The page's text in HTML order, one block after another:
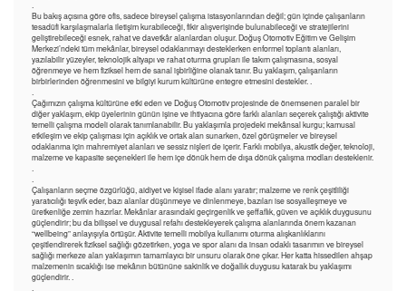
Bu bakış açısına göre ofis, sadece bireysel çalışma istasyonlarından değil; gün içinde çalışanların
tesadüfi karşılaşmalarla iletişim kurabileceği, fikir alışverişinde bulunabileceği ve stratejilerini
geliştirebileceği esnek, rahat ve davetkâr alanlardan oluşur. Doğuş Otomotiv Eğitim ve Gelişim
Merkezi’ndeki tüm mekânlar, bireysel odaklanmayı desteklerken enformel toplantı alanları,
yazılabilir yüzeyler, teknolojik altyapı ve rahat oturma grupları ile takım çalışmasına, sosyal
öğrenmeye ve hem fiziksel hem de sanal işbirliğine olanak tanır. Bu yaklaşım, çalışanların
birbirlerinden öğrenmesini ve bilgiyi kurum kültürüne entegre etmesini destekler. .
Çağımızın çalışma kültürüne etki eden ve Doğuş Otomotiv projesinde de önemsenen paralel bir
diğer yaklaşım, ekip üyelerinin günün işine ve ihtiyacına göre farklı alanları seçerek çalıştığı aktivite
temelli çalışma modeli olarak tanımlanabilir. Bu yaklaşımla projedeki mekânsal kurgu; kamusal
etkileşim ve ekip çalışması için açıklık ve ortak alan sunarken, özel görüşmeler ve bireysel
odaklanma için mahremiyet alanları ve sessiz nişleri de içerir. Farklı mobilya, akustik değer, teknoloji,
malzeme ve kapasite seçenekleri ile hem içe dönük hem de dışa dönük çalışma modları desteklenir.
Çalışanların seçme özgürlüğü, aidiyet ve kişisel ifade alanı yaratır; malzeme ve renk çeşitliliği
yaratıcılığı teşvik eder, bazı alanlar düşünmeye ve dinlenmeye, bazıları ise sosyalleşmeye ve
üretkenliğe zemin hazırlar. Mekânlar arasındaki geçirgenlik ve şeffaflık, güven ve açıklık duygusunu
güçlendirir; bu da bilişsel ve duygusal refahı destekleyerek çalışma alanlarında önem kazanan
“wellbeing” anlayışıyla örtüşür. Aktivite temelli mobilya kullanımı oturma alışkanlıklarını
çeşitlendirerek fiziksel sağlığı gözetirken, yoga ve spor alanı da insan odaklı tasarımın ve bireysel
sağlığı merkeze alan yaklaşımın tamamlayıcı bir unsuru olarak öne çıkar. Her katta hissedilen ahşap
malzemenin sıcaklığı ise mekânın bütününe sakinlik ve doğallık duygusu katarak bu yaklaşımı
güçlendirir. .